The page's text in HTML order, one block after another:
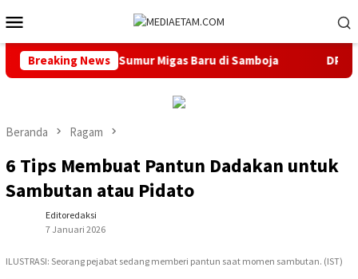
ke
kontenMobile
Breaking News
Buka 13 Sumur Migas Baru di Samboja DPRD
Beranda Ragam
6 Tips Membuat Pantun Dadakan untuk
Sambutan atau Pidato
Editoredaksi
7 Januari 2026
ILUSTRASI: Seorang pejabat sedang memberi pantun saat momen sambutan. (IST)